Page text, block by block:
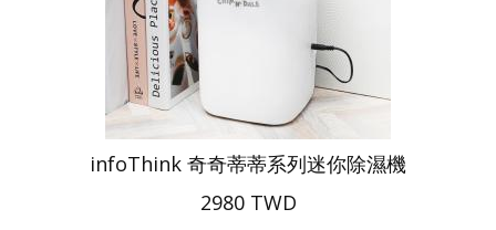
infoThink 奇奇蒂蒂系列迷你除濕機
2980 TWD